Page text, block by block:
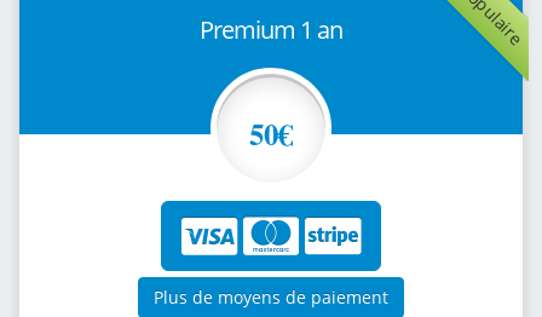
Premium 1 an
50€
Plus de moyens de paiement